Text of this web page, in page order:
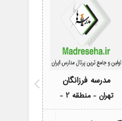
مدرسه فرزانگان
تهران - منطقه 2 -